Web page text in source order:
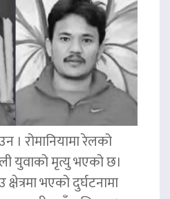
। रोमानियामा रेलको
युवाको मृत्यु भएको छ।
क्षेत्रमा भएको दुर्घटनामा